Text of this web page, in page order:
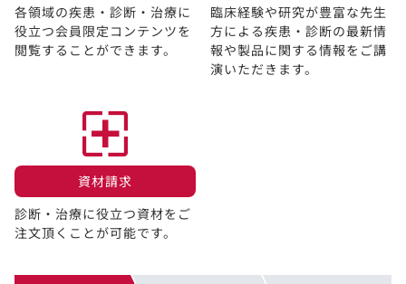
各領域の疾患・診断・治療に
役立つ会員限定コンテンツを
閲覧することができます。​
臨床経験や研究が豊富な先生
方による疾患・診断の最新情
報や製品に関する情報をご講
演いただきます。
資材請求​
診断・治療に役立つ資材をご
注文頂くことが可能です。